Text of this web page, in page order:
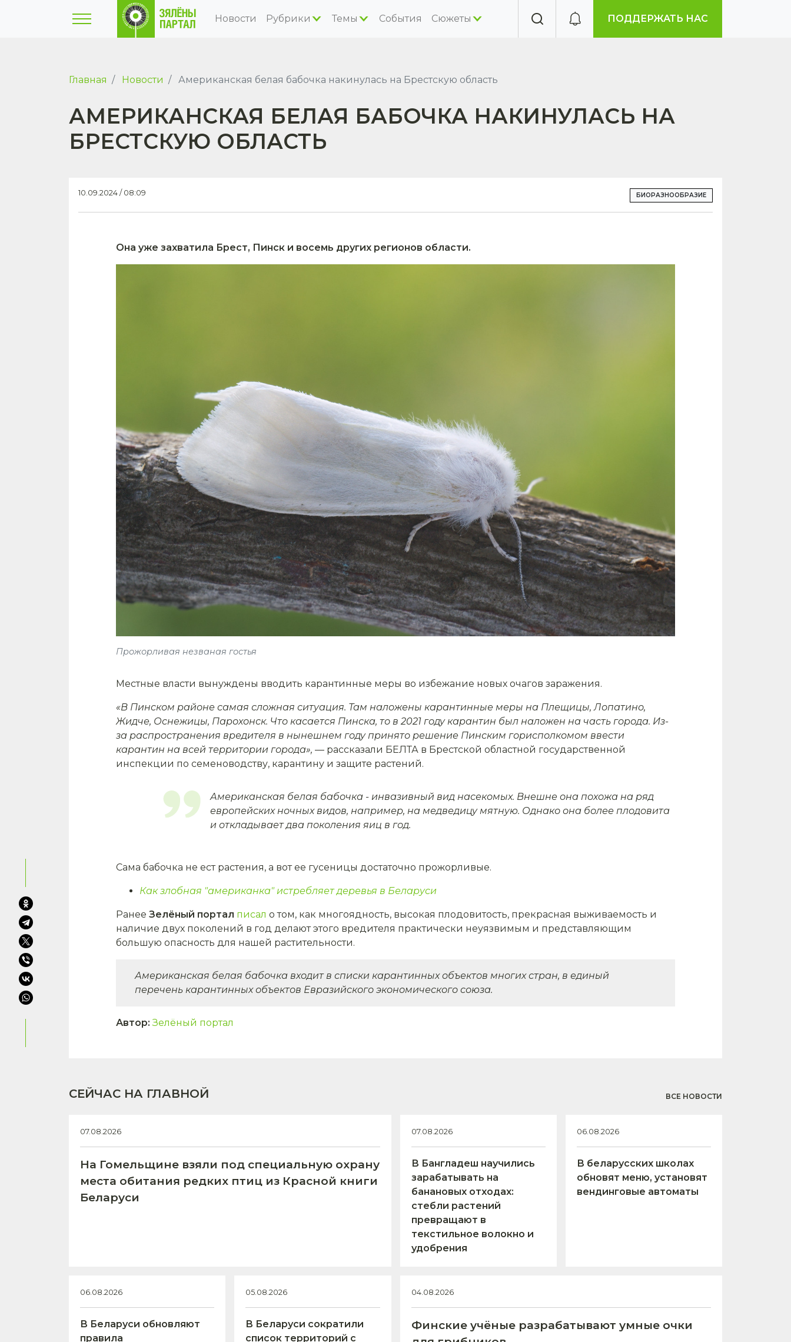
Новости Рубрики Темы События Сюжеты ПОДДЕРЖАТЬ НАС
Главная Новости Американская белая бабочка накинулась на Брестскую область
АМЕРИКАНСКАЯ БЕЛАЯ БАБОЧКА НАКИНУЛАСЬ НА
БРЕСТСКУЮ ОБЛАСТЬ
10.09.2024 / 08:09 БИОРАЗНООБРАЗИЕ
Она уже захватила Брест, Пинск и восемь других регионов области.
Прожорливая незваная гостья
Местные власти вынуждены вводить карантинные меры во избежание новых очагов заражения.
«В Пинском районе самая сложная ситуация. Там наложены карантинные меры на Плещицы, Лопатино,
Жидче, Оснежицы, Парохонск. Что касается Пинска, то в 2021 году карантин был наложен на часть города. Из-
за распространения вредителя в нынешнем году принято решение Пинским горисполкомом ввести
карантин на всей территории города», — рассказали БЕЛТА в Брестской областной государственной
инспекции по семеноводству, карантину и защите растений.
Американская белая бабочка - инвазивный вид насекомых. Внешне она похожа на ряд
европейских ночных видов, например, на медведицу мятную. Однако она более плодовита
и откладывает два поколения яиц в год.
Сама бабочка не ест растения, а вот ее гусеницы достаточно прожорливые.
Как злобная "американка" истребляет деревья в Беларуси
Ранее Зелёный портал писал о том, как многоядность, высокая плодовитость, прекрасная выживаемость и
наличие двух поколений в год делают этого вредителя практически неуязвимым и представляющим
большую опасность для нашей растительности.
Американская белая бабочка входит в списки карантинных объектов многих стран, в единый
перечень карантинных объектов Евразийского экономического союза.
Автор: Зелёный портал
СЕЙЧАС НА ГЛАВНОЙ ВСЕ НОВОСТИ
07.08.2026
На Гомельщине взяли под специальную охрану
места обитания редких птиц из Красной книги
Беларуси
07.08.2026
В Бангладеш научились
зарабатывать на
банановых отходах:
стебли растений
превращают в
текстильное волокно и
удобрения
06.08.2026
В беларусских школах
обновят меню, установят
вендинговые автоматы
06.08.2026
В Беларуси обновляют
правила
05.08.2026
В Беларуси сократили
список территорий с
04.08.2026
Финские учёные разрабатывают умные очки